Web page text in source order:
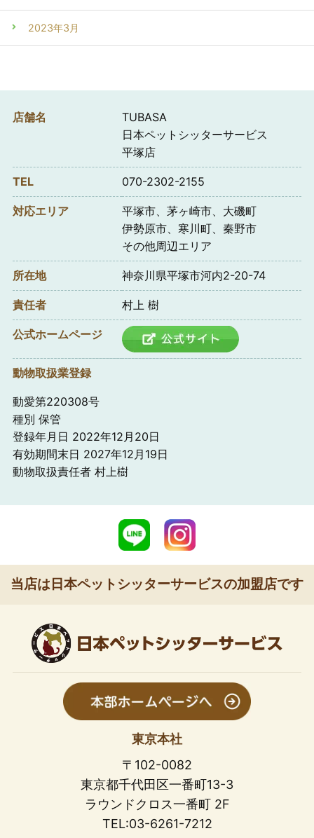
2023年3月
店舗名
TUBASA
日本ペットシッターサービス
平塚店
TEL 070-2302-2155
対応エリア
平塚市、茅ヶ崎市、大磯町
伊勢原市、寒川町、秦野市
その他周辺エリア
所在地 神奈川県平塚市河内2-20-74
責任者 村上 樹
公式ホームページ
動物取扱業登録
動愛第220308号
種別 保管
登録年月日 2022年12月20日
有効期間末日 2027年12月19日
動物取扱責任者 村上樹
当店は日本ペットシッターサービスの加盟店です
東京本社
〒102-0082
東京都千代田区一番町13-3
ラウンドクロス一番町 2F
TEL:03-6261-7212